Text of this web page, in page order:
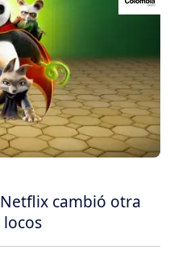
Netflix cambió otra
locos